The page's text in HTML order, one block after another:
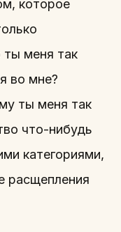
которое
ты меня так
во мне?
ты меня так
что-нибудь
категориями,
расщепления